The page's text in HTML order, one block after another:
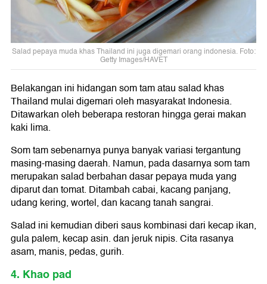
Salad pepaya muda khas Thailand ini juga digemari orang indonesia. Foto:
Getty Images/HAVET
Belakangan ini hidangan som tam atau salad khas
Thailand mulai digemari oleh masyarakat Indonesia.
Ditawarkan oleh beberapa restoran hingga gerai makan
kaki lima.
Som tam sebenarnya punya banyak variasi tergantung
masing-masing daerah. Namun, pada dasarnya som tam
merupakan salad berbahan dasar pepaya muda yang
diparut dan tomat. Ditambah cabai, kacang panjang,
udang kering, wortel, dan kacang tanah sangrai.
Salad ini kemudian diberi saus kombinasi dari kecap ikan,
gula palem, kecap asin. dan jeruk nipis. Cita rasanya
asam, manis, pedas, gurih.
4. Khao pad